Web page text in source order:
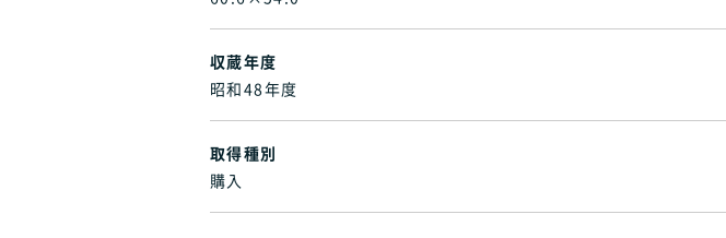
収蔵年度
昭和48年度
取得種別
購入